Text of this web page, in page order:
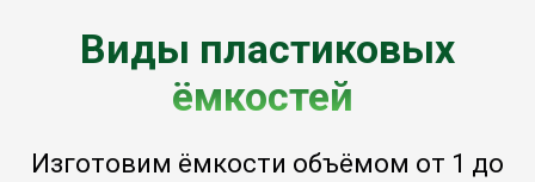
Виды пластиковых
ёмкостей
Изготовим ёмкости объёмом от 1 до